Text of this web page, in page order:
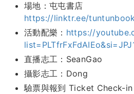
場地：屯屯書店
https://linktr.ee/
活動配樂： https://
直播志工：SeanGao
攝影志工：Dong
驗票與報到 Ticket Check-